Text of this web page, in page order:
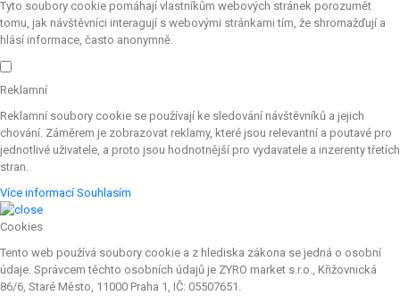
Tyto soubory cookie pomáhají vlastníkům webových stránek porozumět
tomu, jak návštěvníci interagují s webovými stránkami tím, že shromažďují a
hlásí informace, často anonymně.
Reklamní
Reklamní soubory cookie se používají ke sledování návštěvníků a jejich
chování. Záměrem je zobrazovat reklamy, které jsou relevantní a poutavé pro
jednotlivé uživatele, a proto jsou hodnotnější pro vydavatele a inzerenty třetích
stran.
Více informací Souhlasím
Cookies
Tento web používá soubory cookie a z hlediska zákona se jedná o osobní
údaje. Správcem těchto osobních údajů je ZYRO market s.r.o., Křižovnická
86/6, Staré Město, 11000 Praha 1, IČ: 05507651.